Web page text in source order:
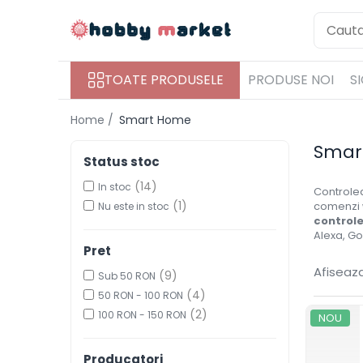
Filamente imprimante 3D
Piese si componente imprimante
Piese electrice si electronice
TOATE PRODUSELE PRODUSE NOI
Home / Smart Home
comenzi
Alexa,
Status stoc
In stoc (14)
Nu este in stoc (1)
Pret
Sub 50 RON (9)
50 RON - 100 RON (4)
100 RON - 150 RON (2)
Producatori
NOU